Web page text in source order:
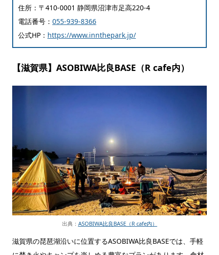
住所：〒410-0001 静岡県沼津市足高220-4
電話番号： 055-939-8366
公式HP： https://www.innthepark.jp/
【滋賀県】ASOBIWA比良BASE（R cafe内）
出典： ASOBIWA比良BASE（R cafe内）
滋賀県の琵琶湖沿いに位置するASOBIWA比良BASEでは、手軽